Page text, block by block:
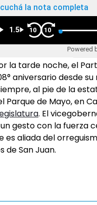
la nota completa
1.5 10 10
Powered
la tarde noche, el
aniversario desde
al pie de la
Parque de Mayo, en
. El
gesto con la fuerza
es aliada del
de San Juan.